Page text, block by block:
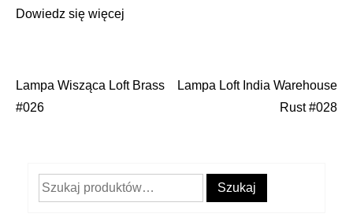
Dowiedz się więcej
Nawigacja
Lampa Wisząca Loft Brass
#026
Lampa Loft India Warehouse
Rust #028
Szukaj: Szukaj